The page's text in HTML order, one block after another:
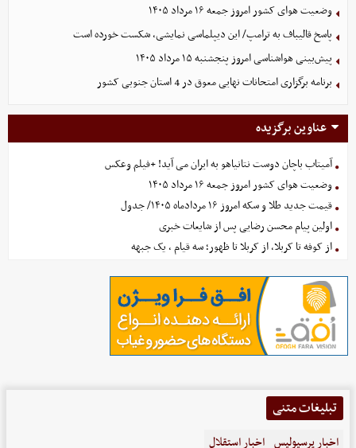
وضعیت هوای کشور امروز جمعه ۱۶ مرداد ۱۴۰۵
پاسخ قالیباف به ترامپ/ این دیپلماسی نمایشی، شکست خورده است
پیش‌بینی هواشناسی امروز پنجشنبه ۱۵ مرداد ۱۴۰۵
برنامه برگزاری امتحانات نهایی معوق در 4 استان جنوبی کشور
عناوین برگزیده
آمیتاب باچان دوست نتانیاهو به ایران می آید! +فیلم وعکس
وضعیت هوای کشور امروز جمعه ۱۶ مرداد ۱۴۰۵
قیمت جدید طلا و سکه امروز ۱۶ مردادماه ۱۴۰۵/ جدول
اولین پیام محسن رضایی پس از شایعات خبری
از کوفه تا کربلا، از کربلا تا ظهور؛ سه قیام ، یک جبهه
تبلیغات متنی
اخبار پرسپولیس اخبار استقلال